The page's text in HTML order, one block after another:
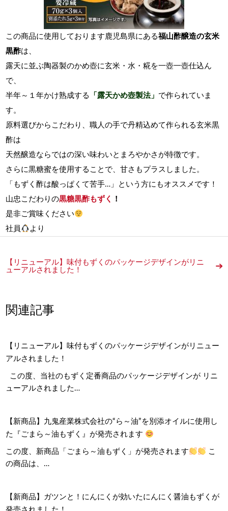
この商品に使用しております鹿児島県にある福山酢醸造の玄米
黒酢は、
露天に並ぶ陶器製のかめ壺に玄米・水・糀を一壺一壺仕込ん
で、
半年～１年かけ熟成する
「露天かめ壺製法」 で作られていま
す。
原料選びからこだわり、職人の手で丹精込めて作られる玄米黒
酢は
天然醸造ならではの深い味わいとまろやかさが特徴です。
さらに黒糖蜜を使用することで、甘さもプラスしました。
「もずく酢は酸っぱくて苦手…」という方にもオススメです！
山忠こだわりの黒糖黒酢もずく
！
是非ご賞味ください
社員
より
【リニューアル】味付もずくのパッケージデザインがリニ
ューアルされました！
関連記事
【リニューアル】味付もずくのパッケージデザインがリニュー
アルされました！
この度、当社のもずく定番商品のパッケージデザインが リニ
ューアルされました…
【新商品】九鬼産業株式会社の“ら～油”を別添オイルに使用し
た『ごまら～油もずく』が発売されます
この度、新商品「ごまら～油もずく」が発売されます
こ
の商品は、…
【新商品】ガツンと！にんにくが効いたにんにく醤油もずくが